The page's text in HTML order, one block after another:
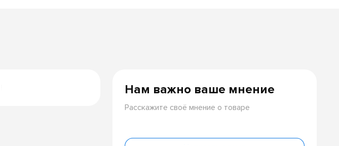
Нам важно ваше мнение
Расскажите своё мнение о товаре